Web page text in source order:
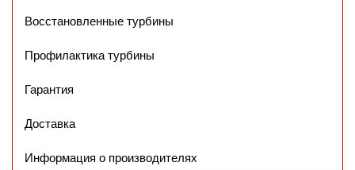
Восстановленные турбины
Профилактика турбины
Гарантия
Доставка
Информация о производителях